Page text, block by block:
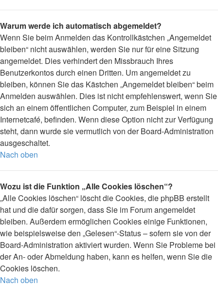
Warum werde ich automatisch abgemeldet?
Wenn Sie beim Anmelden das Kontrollkästchen „Angemeldet
bleiben“ nicht auswählen, werden Sie nur für eine Sitzung
angemeldet. Dies verhindert den Missbrauch Ihres
Benutzerkontos durch einen Dritten. Um angemeldet zu
bleiben, können Sie das Kästchen „Angemeldet bleiben“ beim
Anmelden auswählen. Dies ist nicht empfehlenswert, wenn Sie
sich an einem öffentlichen Computer, zum Beispiel in einem
Internetcafé, befinden. Wenn diese Option nicht zur Verfügung
steht, dann wurde sie vermutlich von der Board-Administration
ausgeschaltet.
Nach oben
Wozu ist die Funktion „Alle Cookies löschen“?
„Alle Cookies löschen“ löscht die Cookies, die phpBB erstellt
hat und die dafür sorgen, dass Sie im Forum angemeldet
bleiben. Außerdem ermöglichen Cookies einige Funktionen,
wie beispielsweise den „Gelesen“-Status – sofern sie von der
Board-Administration aktiviert wurden. Wenn Sie Probleme bei
der An- oder Abmeldung haben, kann es helfen, wenn Sie die
Cookies löschen.
Nach oben